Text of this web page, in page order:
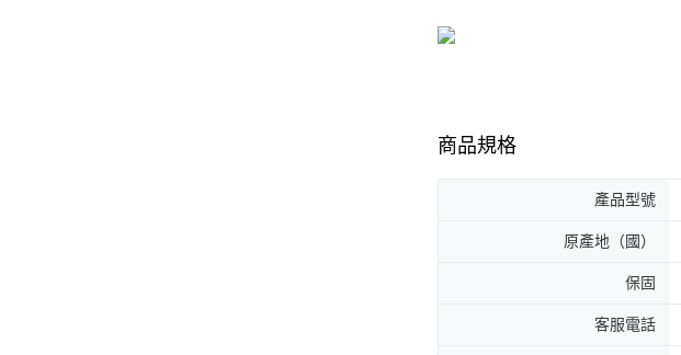
商品規格
產品型號
原產地（國）
保固
客服電話